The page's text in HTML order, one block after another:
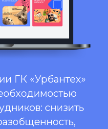
ГК «Урбантех»
снизить